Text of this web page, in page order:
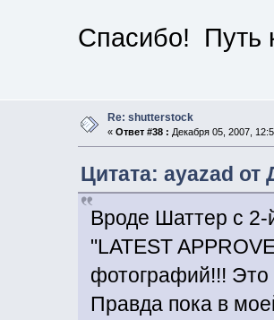
Спасибо! Путь
Re: shutterstock
« Ответ #38 : Декабря 05, 2007,
Цитата: ayazad от
Вроде Шаттер с
"LATEST
фотографий!!! Это
Правда пока в